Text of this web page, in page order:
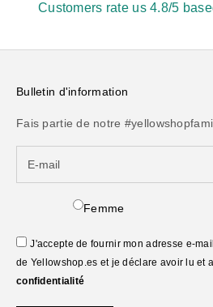
Customers rate us 4.8/5
Bulletin d'information
Fais partie de notre
Femme
J'accepte de fournir mon adresse e-
de Yellowshop.es et je déclare avoir lu et
confidentialité